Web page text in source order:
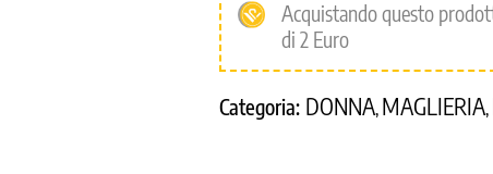
Acquistando questo
di 2 Euro
Categoria: DONNA, MAGLIERIA,